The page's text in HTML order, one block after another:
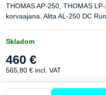
THOMAS AP-250, THOMAS
korvaajana. Alita AL-250 DC
Skladom
460 €
565,80 € incl. VAT